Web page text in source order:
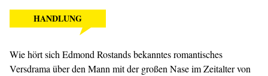
HANDLUNG
Wie hört sich Edmond Rostands bekanntes romantisches
Versdrama über den Mann mit der großen Nase im Zeitalter von